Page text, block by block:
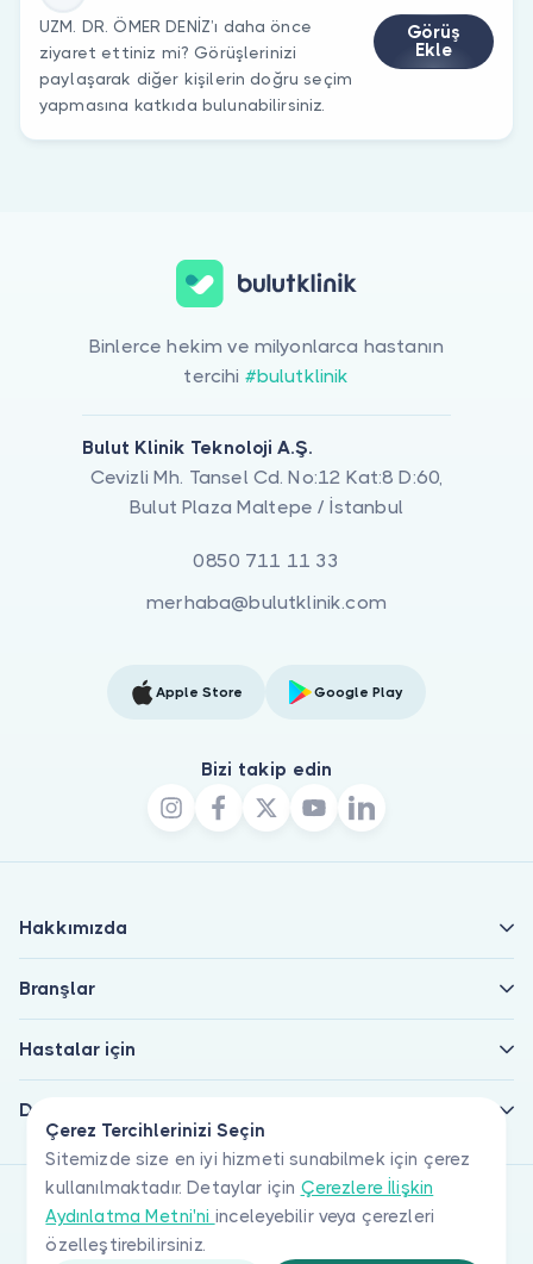
UZM. DR. ÖMER DENİZ’ı daha önce
ziyaret ettiniz mi? Görüşlerinizi
paylaşarak diğer kişilerin doğru seçim
yapmasına katkıda bulunabilirsiniz.
Görüş
Ekle
Çerez Tercihlerinizi Seçin
Sitemizde size en iyi hizmeti sunabilmek için çerez
kullanılmaktadır. Detaylar için Çerezlere İlişkin
Aydınlatma Metni'ni inceleyebilir veya çerezleri
özelleştirebilirsiniz.
Binlerce hekim ve milyonlarca hastanın
tercihi #bulutklinik
Bulut Klinik Teknoloji A.Ş.
Cevizli Mh. Tansel Cd. No:12 Kat:8 D:60,
Bulut Plaza Maltepe / İstanbul
0850 711 11 33
merhaba@bulutklinik.com
Apple Store Google Play
Bizi takip edin
Hakkımızda
Branşlar
Hastalar için
Doktorlar için